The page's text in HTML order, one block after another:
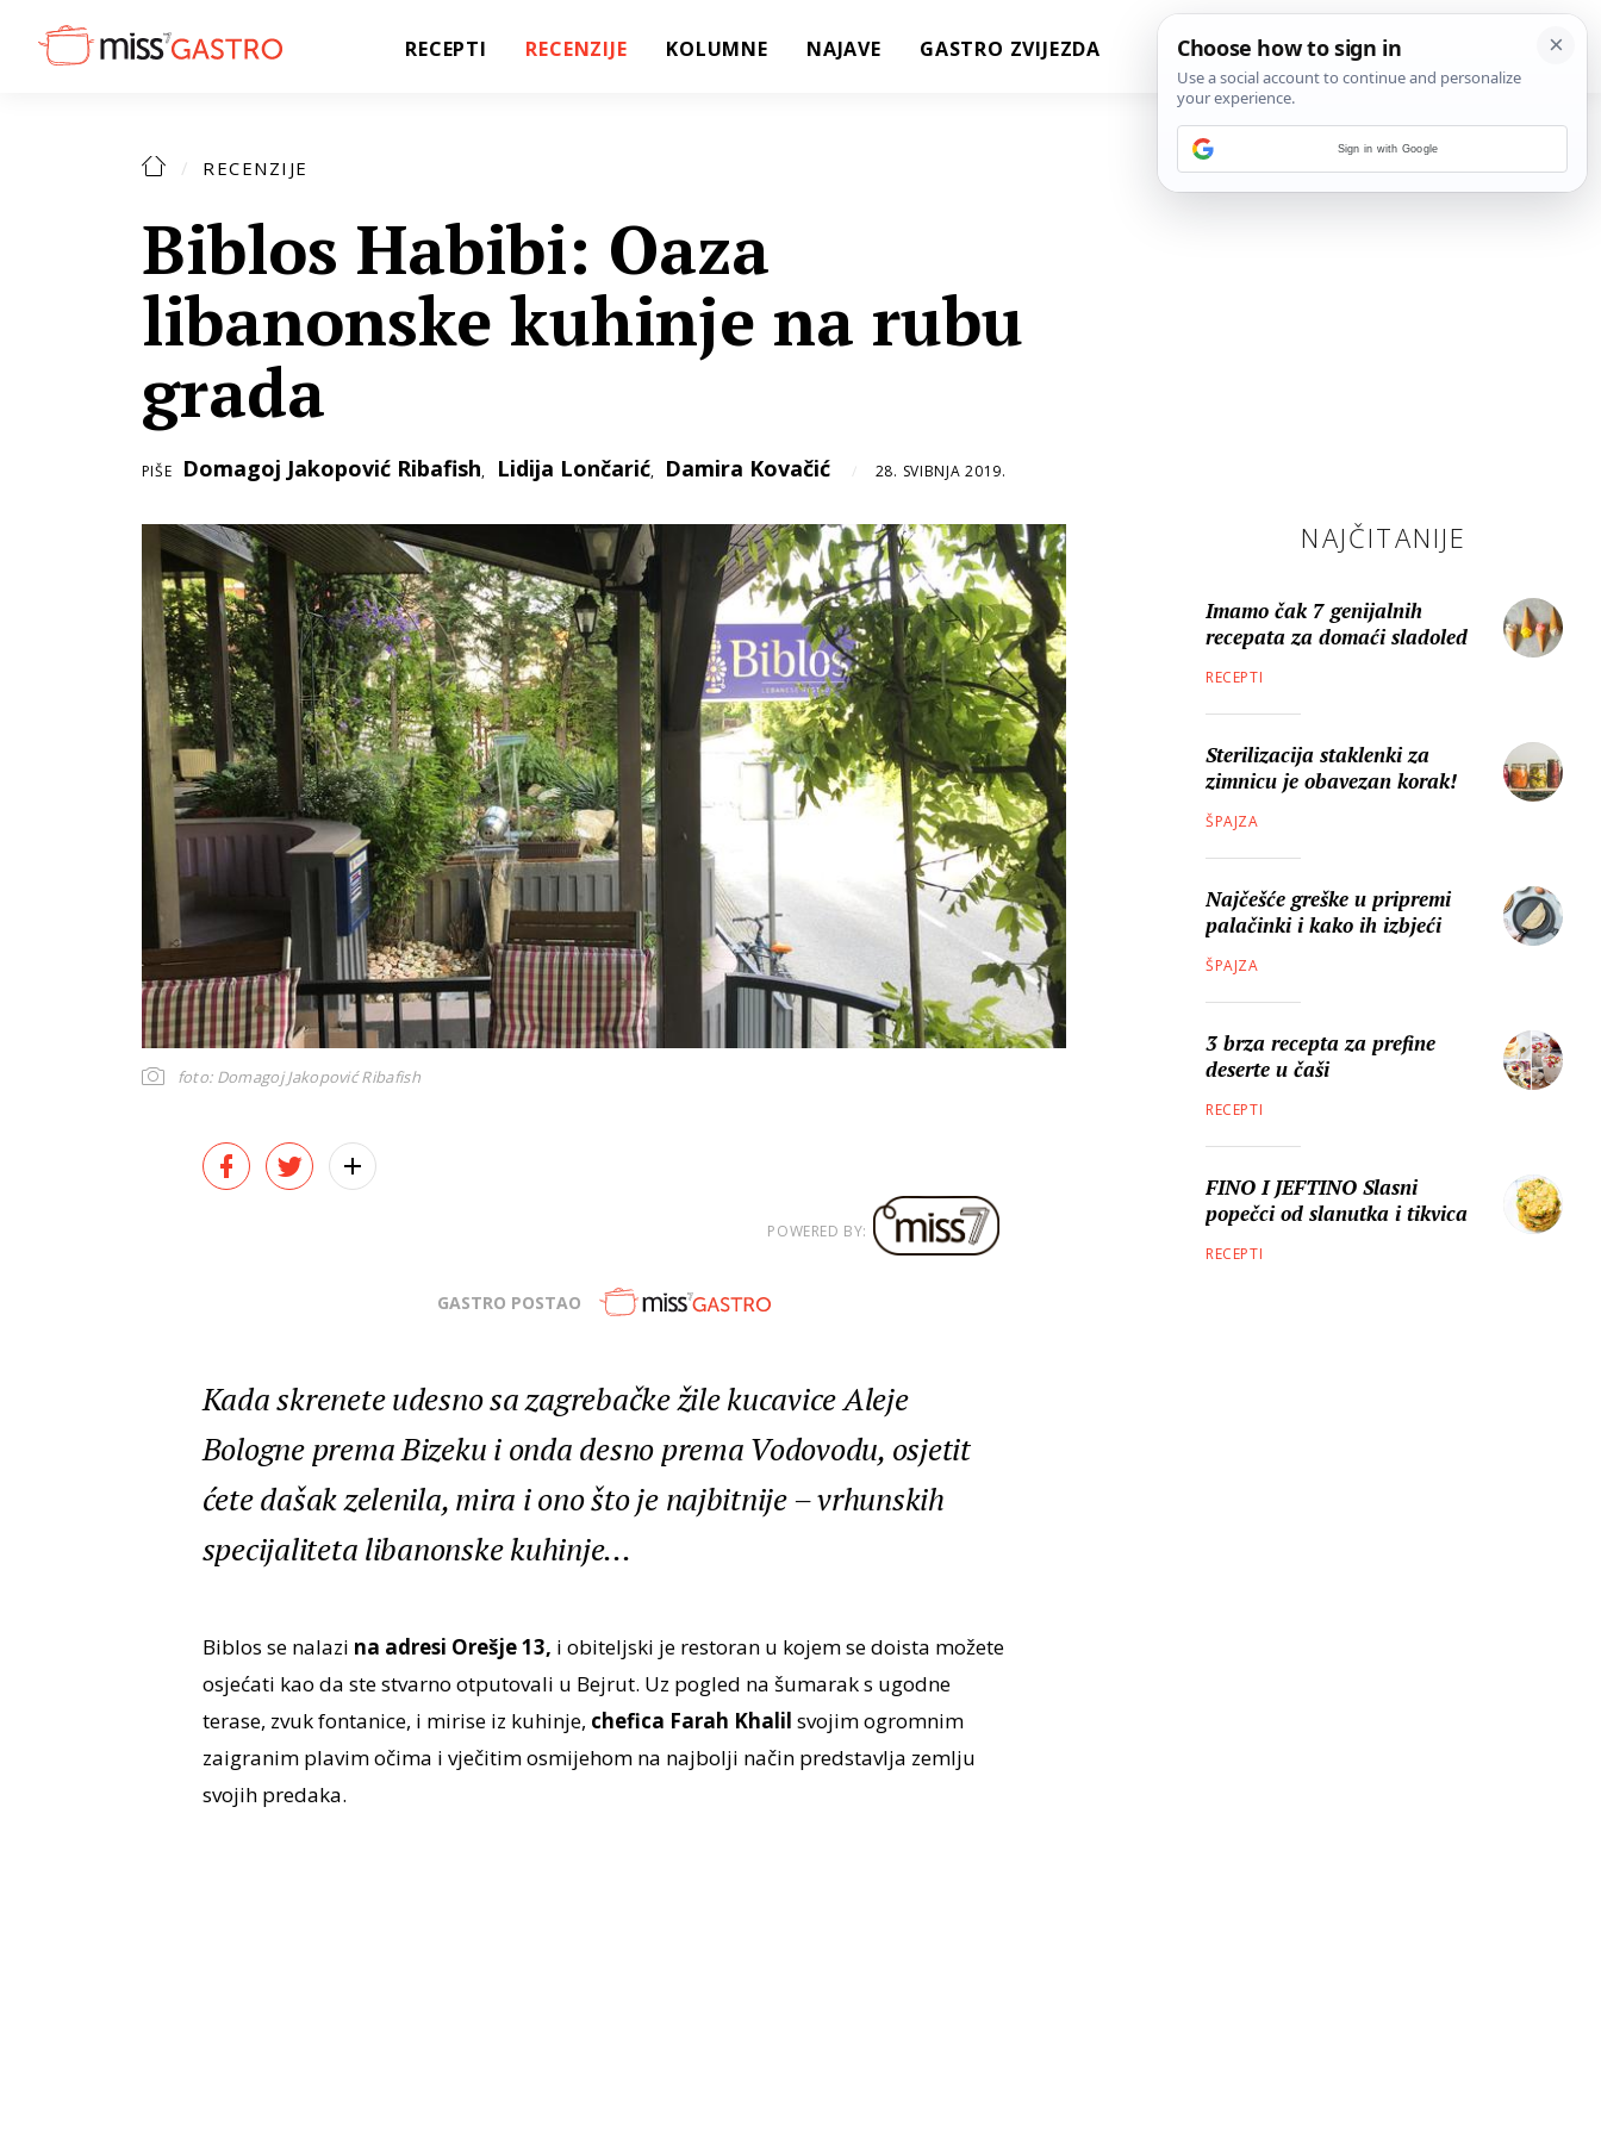
RECEPTI RECENZIJE KOLUMNE NAJAVE GASTRO ZVIJEZDA
RECENZIJE
Biblos Habibi: Oaza
libanonske kuhinje na rubu
grada
PIŠE Domagoj Jakopović Ribafish, Lidija Lončarić, Damira Kovačić 28. SVIBNJA 2019.
foto: Domagoj Jakopović Ribafish
POWERED BY:
GASTRO POSTAO
Kada skrenete udesno sa zagrebačke žile kucavice Aleje
Bologne prema Bizeku i onda desno prema Vodovodu, osjetit
ćete dašak zelenila, mira i ono što je najbitnije – vrhunskih
specijaliteta libanonske kuhinje...
Biblos se nalazi na adresi Orešje 13, i obiteljski je restoran u kojem se doista možete
osjećati kao da ste stvarno otputovali u Bejrut. Uz pogled na šumarak s ugodne
terase, zvuk fontanice, i mirise iz kuhinje, chefica Farah Khalil svojim ogromnim
zaigranim plavim očima i vječitim osmijehom na najbolji način predstavlja zemlju
svojih predaka.
NAJČITANIJE
Imamo čak 7 genijalnih
recepata za domaći sladoled
RECEPTI
Sterilizacija staklenki za
zimnicu je obavezan korak!
ŠPAJZA
Najčešće greške u pripremi
palačinki i kako ih izbjeći
ŠPAJZA
3 brza recepta za prefine
deserte u čaši
RECEPTI
FINO I JEFTINO Slasni
popečci od slanutka i tikvica
RECEPTI
Sign in with Google